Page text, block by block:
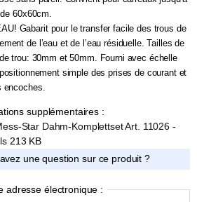
60x60cm.
Gabarit pour le transfer facile des trous de
de l’eau et de l’eau résiduelle. Tailles de
trou: 30mm et 50mm. Fourni avec échelle
simple des prises de courant et
encoches.
supplémentaires :
Star Dahm-Komplettset Art. 11026 -
213 KB
une question sur ce produit ?
adresse électronique :